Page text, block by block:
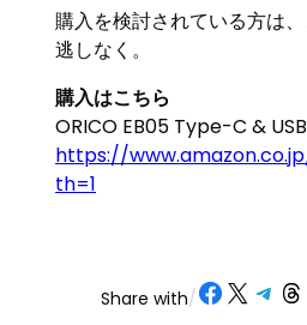
購入を検討されている方は
逃しなく。
購入はこちら
ORICO EB05 Type-C &
https://
th=1
Share with/ Share on Facebook
Share on X Share on